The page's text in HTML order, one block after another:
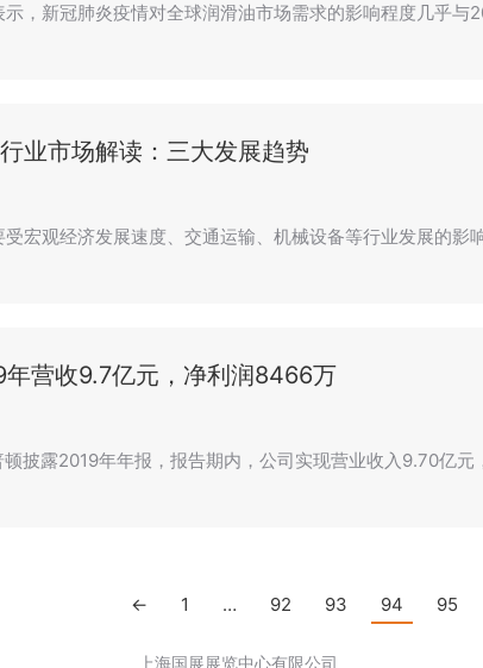
示，新冠肺炎疫情对全球润滑油市场需求的影响程度几乎
业市场解读：三大发展趋势
宏观经济发展速度、交通运输、机械设备等行业发展的
年营收9.7亿元，净利润8466万
披露2019年年报，报告期内，公司实现营业收入9.70亿
← 1 … 92 93 94 95
上海国展展览中心有限公司